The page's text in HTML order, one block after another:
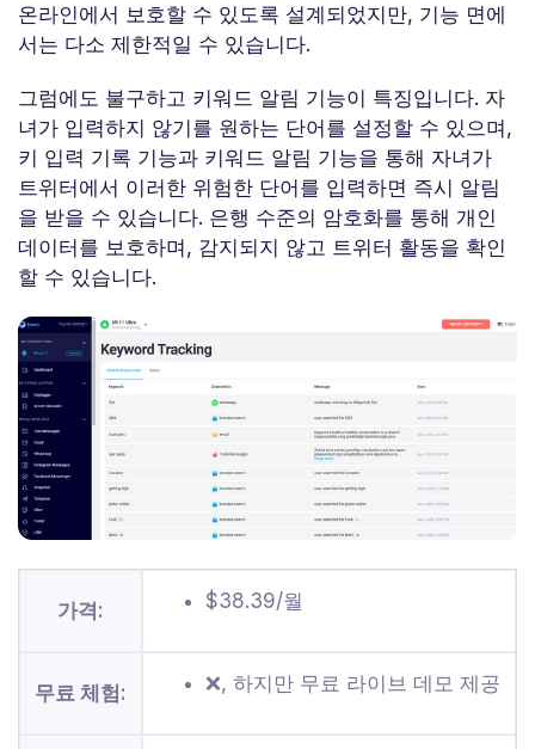
온라인에서 보호할 수 있도록 설계되었지만, 기능 면에
서는 다소 제한적일 수 있습니다.
그럼에도 불구하고 키워드 알림 기능이 특징입니다. 자
녀가 입력하지 않기를 원하는 단어를 설정할 수 있으며,
키 입력 기록 기능과 키워드 알림 기능을 통해 자녀가
트위터에서 이러한 위험한 단어를 입력하면 즉시 알림
을 받을 수 있습니다. 은행 수준의 암호화를 통해 개인
데이터를 보호하며, 감지되지 않고 트위터 활동을 확인
할 수 있습니다.
가격: $38.39/월
무료 체험: ❌, 하지만 무료 라이브 데모 제공